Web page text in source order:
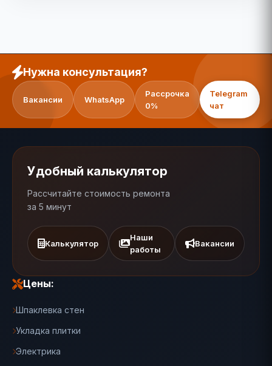
Нужна консультация?
Вакансии WhatsApp
Рассрочка
0%
Telegram
чат
Удобный калькулятор
Рассчитайте стоимость ремонта
за 5 минут
Калькулятор
Наши
работы
Вакансии
Цены:
Шпаклевка стен
Укладка плитки
Электрика